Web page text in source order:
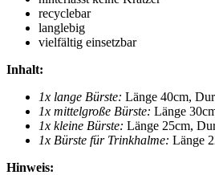
recyclebar
langlebig
vielfältig einsetzbar
Inhalt:
1x lange Bürste: Länge 40cm,
1x mittelgroße Bürste: Länge
1x kleine Bürste: Länge 25cm,
1x Bürste für Trinkhalme: Länge
Hinweis: